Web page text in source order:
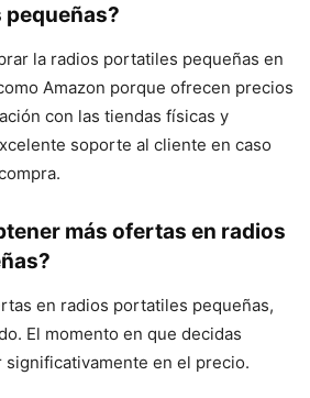
la radios portatiles pequeñas en
Amazon porque ofrecen precios
con las tiendas físicas y
soporte al cliente en caso
más ofertas en radios
en radios portatiles pequeñas,
El momento en que decidas
en el precio.